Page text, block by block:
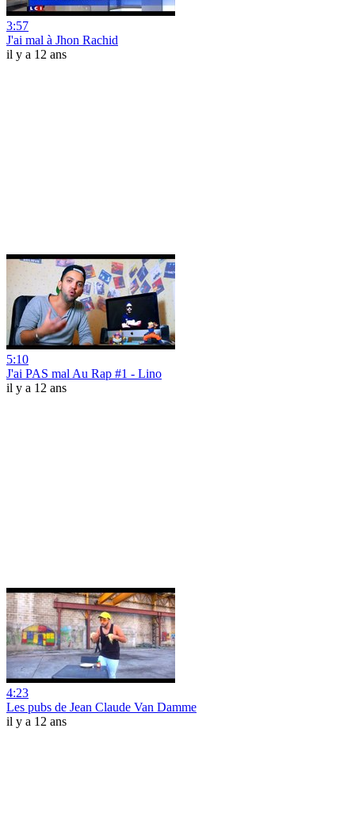
3:57
J'ai mal à Jhon Rachid
il y a 12 ans
5:10
J'ai PAS mal Au Rap #1 - Lino
il y a 12 ans
4:23
Les pubs de Jean Claude Van Damme
il y a 12 ans